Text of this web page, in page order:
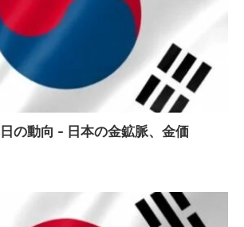
の動向 - 日本の金鉱脈、金価